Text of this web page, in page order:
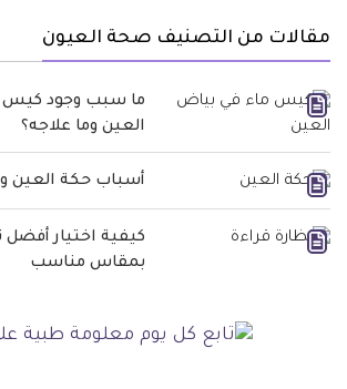
مقالات من التصنيف صحة العيون
ما سبب وجود كيس
العين وما علاجه؟
أسباب حكة العين
كيفية اختيار أفضل
بمقاس مناسب